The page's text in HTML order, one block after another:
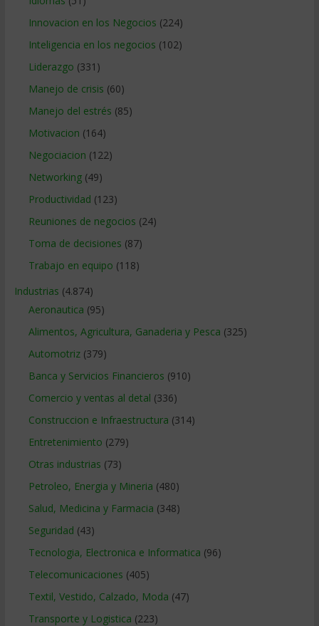
Innovacion en los Negocios (224)
Inteligencia en los negocios (102)
Liderazgo (331)
Manejo de crisis (60)
Manejo del estrés (85)
Motivacion (164)
Negociacion (122)
Networking(49)
Productividad (123)
Reuniones de negocios (24)
Toma de decisiones (87)
Trabajo en equipo (118)
Industrias (4.874)
Aeronautica (95)
Alimentos, Agricultura, Ganaderia y Pesca (325)
Automotriz(379)
Banca y Servicios Financieros (910)
Comercio y ventas al detal (336)
Construccion e Infraestructura (314)
Entretenimiento (279)
Otras industrias (73)
Petroleo, Energia y Mineria (480)
Salud, Medicina y Farmacia (348)
Seguridad (43)
Tecnologia, Electronica e Informatica (96)
Telecomunicaciones (405)
Textil, Vestido, Calzado, Moda (47)
Transporte y Logistica (223)